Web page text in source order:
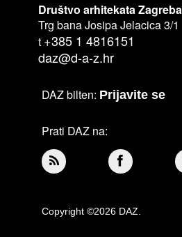
Društvo arhitekata Zagreba
Trg bana Josipa Jelacica 3/1
t +385 1 4816151
daz@d-a-z.hr
DAZ bilten: Prijavite se
Prati DAZ na:
Copyright ©2026 DAZ.